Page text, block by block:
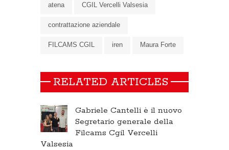
atena CGIL Vercelli Valsesia
contrattazione aziendale
FILCAMS CGIL iren Maura Forte
RELATED ARTICLES
Gabriele Cantelli è il nuovo
Segretario generale della
Filcams Cgil Vercelli
Valsesia